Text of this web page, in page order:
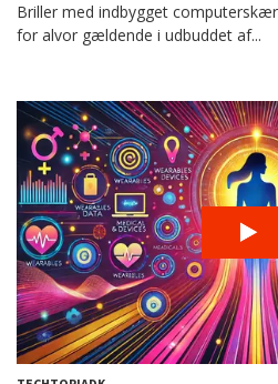
Briller med indbygget
for alvor gældende i udbuddet af...